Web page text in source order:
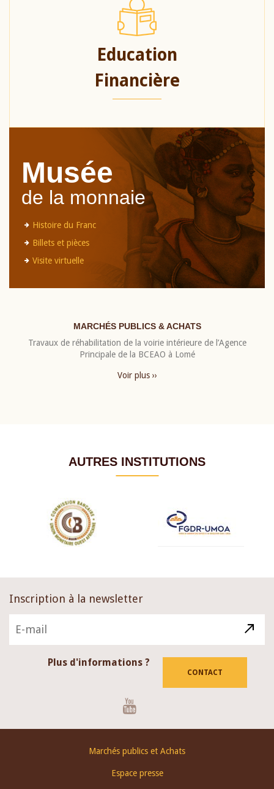
Education
Financière
Musée
de la monnaie
Histoire du Franc
Billets et pièces
Visite virtuelle
MARCHÉS PUBLICS & ACHATS
Travaux de réhabilitation de la voirie intérieure de l’Agence
Principale de la BCEAO à Lomé
Voir plus ››
AUTRES INSTITUTIONS
Inscription à la newsletter
Plus d'informations ?
CONTACT
Marchés publics et Achats
Espace presse